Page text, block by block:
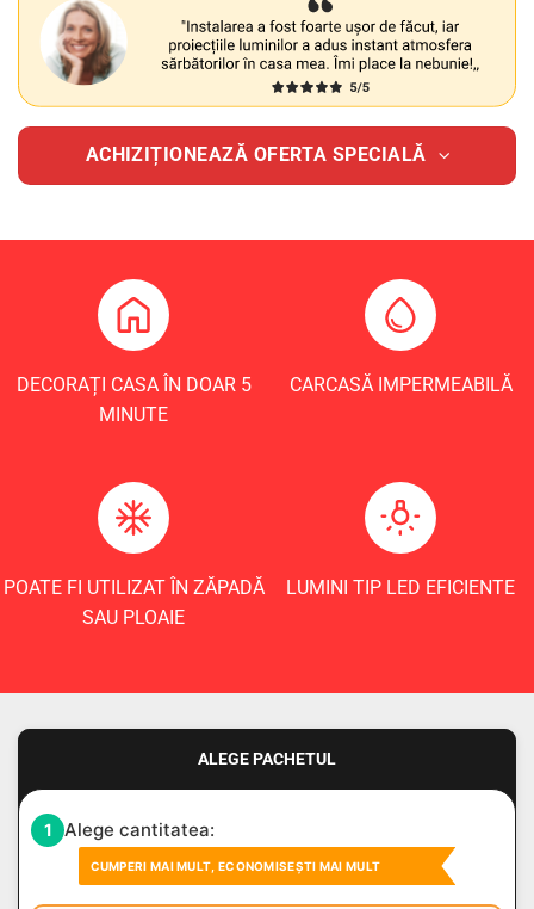
ACHIZIȚIONEAZĂ OFERTA SPECIALĂ
DECORAȚI CASA ÎN DOAR 5
MINUTE
CARCASĂ IMPERMEABILĂ
POATE FI UTILIZAT ÎN ZĂPADĂ
SAU PLOAIE
LUMINI TIP LED EFICIENTE
ALEGE PACHETUL
1 Alege cantitatea:
CUMPERI MAI MULT, ECONOMISEȘTI MAI MULT